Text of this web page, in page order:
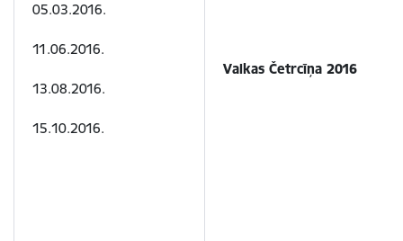
05.03.2016.
11.06.2016.
13.08.2016.
15.10.2016.
Valkas Četrcīņa 2016